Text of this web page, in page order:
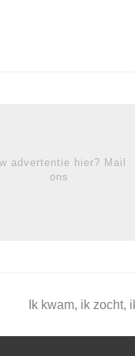
advertentie hier? Mail
ons
Ik kwam, ik zocht,